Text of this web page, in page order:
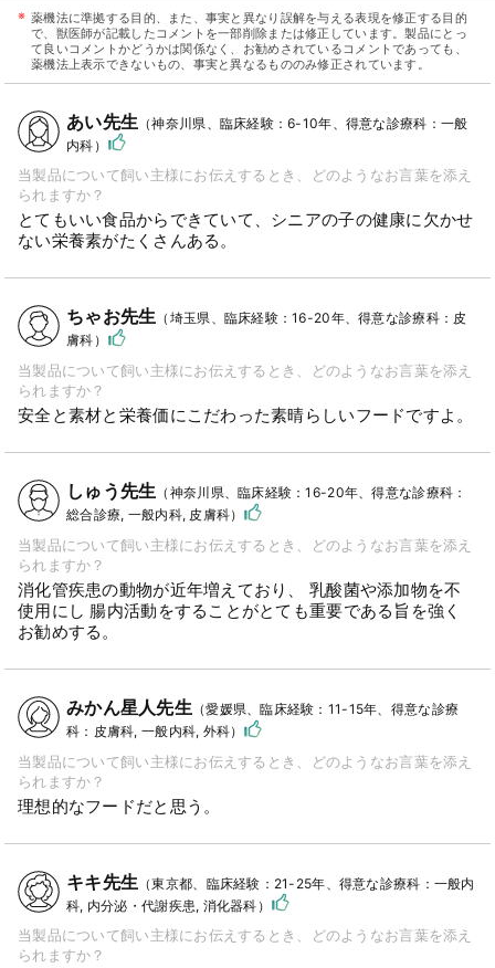
薬機法に準拠する目的、また、事実と異なり誤解を与える表現を修正する目的
で、獣医師が記載したコメントを一部削除または修正しています。製品にとっ
て良いコメントかどうかは関係なく、お勧めされているコメントであっても、
薬機法上表示できないもの、事実と異なるもののみ修正されています。
あい先生 （神奈川県、臨床経験：6-10年、得意な診療科：一般
内科）
当製品について飼い主様にお伝えするとき、どのようなお言葉を添え
られますか？
とてもいい食品からできていて、シニアの子の健康に欠かせ
ない栄養素がたくさんある。
ちゃお先生 （埼玉県、臨床経験：16-20年、得意な診療科：皮
膚科）
当製品について飼い主様にお伝えするとき、どのようなお言葉を添え
られますか？
安全と素材と栄養価にこだわった素晴らしいフードですよ。
しゅう先生 （神奈川県、臨床経験：16-20年、得意な診療科：
総合診療, 一般内科, 皮膚科）
当製品について飼い主様にお伝えするとき、どのようなお言葉を添え
られますか？
消化管疾患の動物が近年増えており、 乳酸菌や添加物を不
使用にし 腸内活動をすることがとても重要である旨を強く
お勧めする。
みかん星人先生 （愛媛県、臨床経験：11-15年、得意な診療
科：皮膚科, 一般内科, 外科）
当製品について飼い主様にお伝えするとき、どのようなお言葉を添え
られますか？
理想的なフードだと思う。
キキ先生 （東京都、臨床経験：21-25年、得意な診療科：一般内
科, 内分泌・代謝疾患, 消化器科）
当製品について飼い主様にお伝えするとき、どのようなお言葉を添え
られますか？